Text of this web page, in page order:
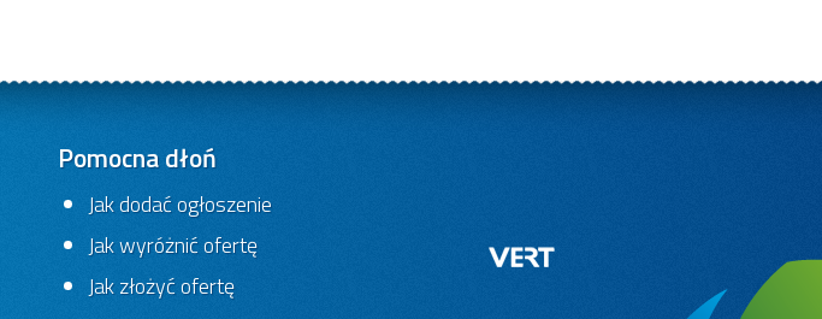
Pomocna dłoń
Jak dodać ogłoszenie
Jak wyróżnić ofertę
Jak złożyć ofertę